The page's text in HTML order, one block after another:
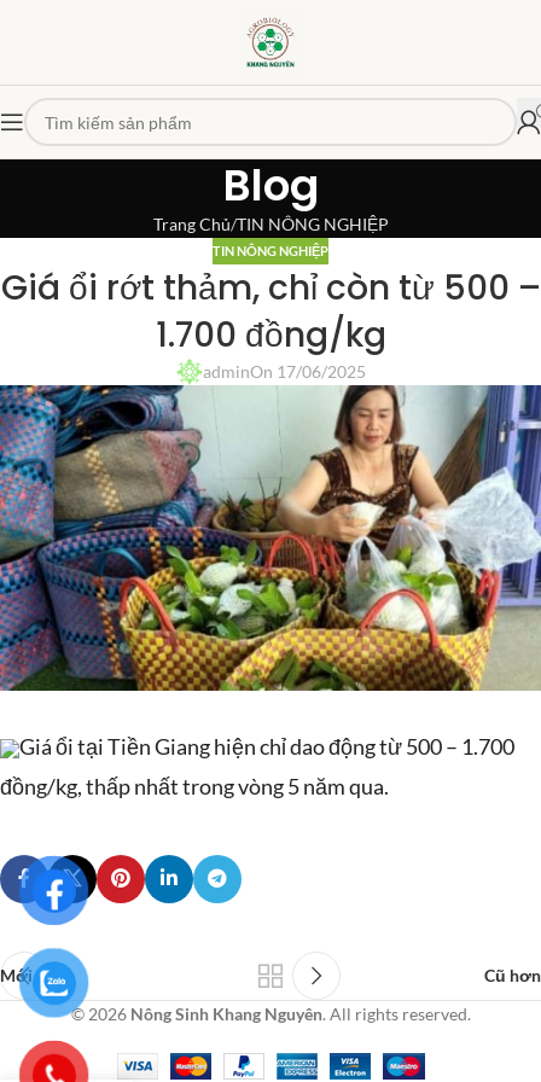
Blog
Trang Chủ TIN NÔNG NGHIỆP
TIN NÔNG NGHIỆP
Giá ổi rớt thảm, chỉ còn từ 500 –
1.700 đồng/kg
adminOn 17/06/2025
Giá ổi tại Tiền Giang hiện chỉ dao động từ 500 – 1.700
đồng/kg, thấp nhất trong vòng 5 năm qua.
Mới hơn
Cũ hơn
© 2026 Nông Sinh Khang Nguyên. All rights reserved.